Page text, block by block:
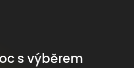
s výběrem